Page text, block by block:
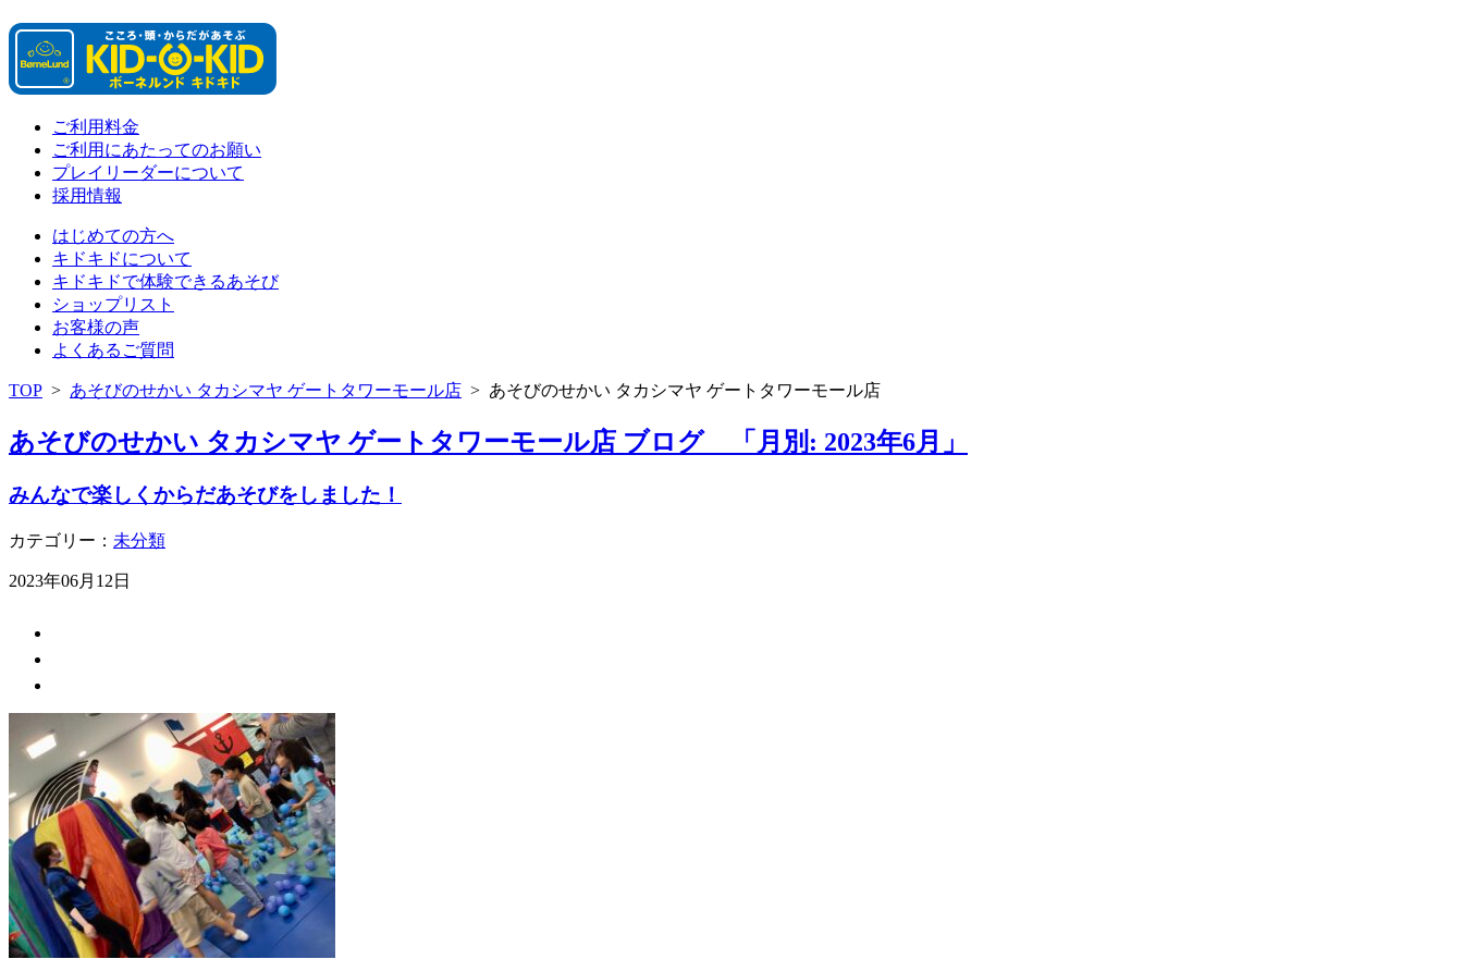
ご利用料金
ご利用にあたってのお願い
プレイリーダーについて
採用情報
はじめての方へ
キドキドについて
キドキドで体験できるあそび
ショップリスト
お客様の声
よくあるご質問
TOP > あそびのせかい タカシマヤ ゲートタワーモール店 > あそびのせかい タカシマヤ ゲートタワーモール店
あそびのせかい タカシマヤ ゲートタワーモール店 ブログ 「月別: 2023年6月」
みんなで楽しくからだあそびをしました！
カテゴリー： 未分類
2023年06月12日